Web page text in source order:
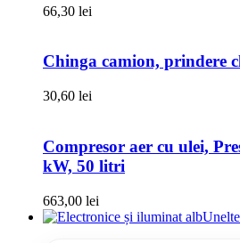
66,30 lei
Chinga camion, prindere
30,60 lei
Compresor aer cu ulei,
kW, 50 litri
663,00 lei